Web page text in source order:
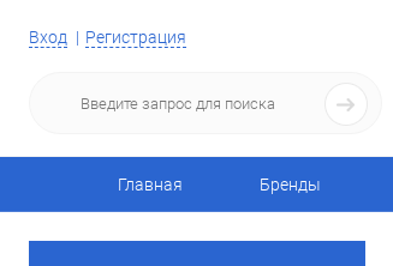
Вход Регистрация
Главная Бренды